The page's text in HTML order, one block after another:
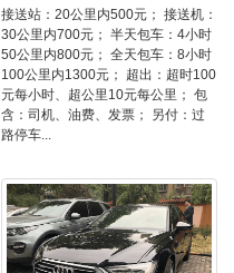
接送站：20公里内500元； 接送机：
30公里内700元； 半天包车：4小时
50公里内800元； 全天包车：8小时
100公里内1300元； 超出：超时100
元每小时、超公里10元每公里； 包
含：司机、油费、发票； 另付：过
路停车...